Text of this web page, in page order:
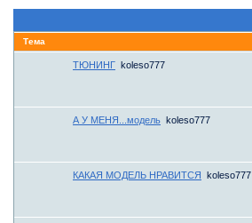
Тема
ТЮНИНГ koleso777
А У МЕНЯ...модель koleso777
КАКАЯ МОДЕЛЬ НРАВИТСЯ koleso777